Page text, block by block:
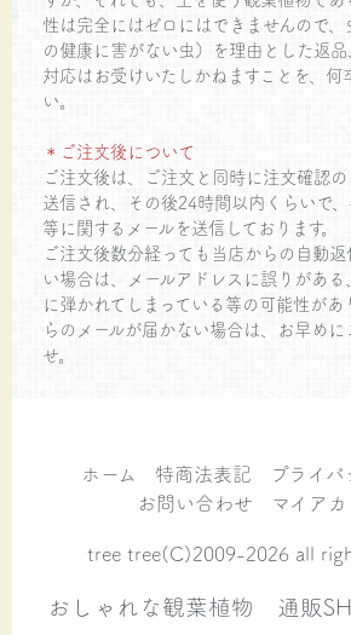
性は完全にはゼロにはできませんので
の健康に害がない虫）を理由とした返
対応はお受けいたしかねますことを、何
い。
＊ご注文後について
ご注文後は、ご注文と同時に注文確認
送信され、その後24時間以内くらいで
等に関するメールを送信しております。
ご注文後数分経っても当店からの自動
い場合は、メールアドレスに誤りがある
に弾かれてしまっている等の可能性があ
らのメールが届かない場合は、お早め
せ。
ホーム 特商法表記
プライ
お問い合わせ
マイア
tree tree(C)2009-2026 all
おしゃれな観葉植物 通販